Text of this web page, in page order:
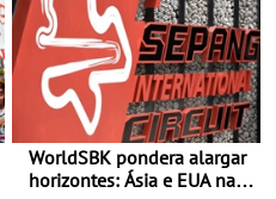
WorldSBK pondera alargar
horizontes: Ásia e EUA na